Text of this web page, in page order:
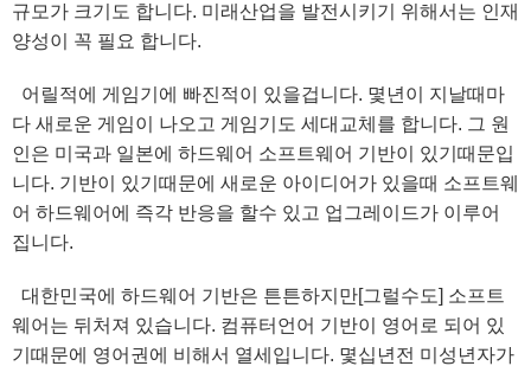
규모가 크기도 합니다. 미래산업을 발전시키기 위해서는 인재
양성이 꼭 필요 합니다.
어릴적에 게임기에 빠진적이 있을겁니다. 몇년이 지날때마
다 새로운 게임이 나오고 게임기도 세대교체를 합니다. 그 원
인은 미국과 일본에 하드웨어 소프트웨어 기반이 있기때문입
니다. 기반이 있기때문에 새로운 아이디어가 있을때 소프트웨
어 하드웨어에 즉각 반응을 할수 있고 업그레이드가 이루어
집니다.
대한민국에 하드웨어 기반은 튼튼하지만[그럴수도] 소프트
웨어는 뒤처져 있습니다. 컴퓨터언어 기반이 영어로 되어 있
기때문에 영어권에 비해서 열세입니다. 몇십년전 미성년자가